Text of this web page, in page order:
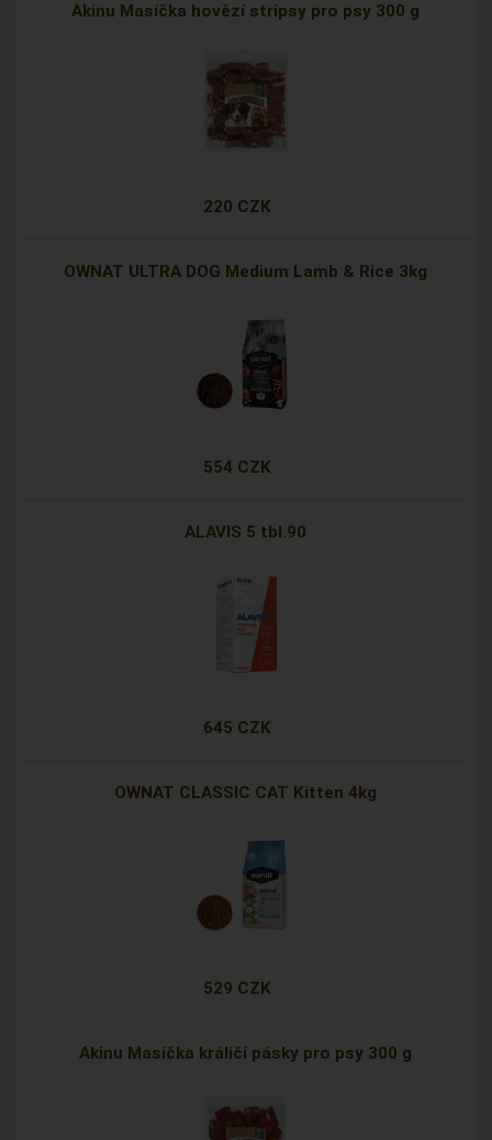
Akinu Masíčka hovězí stripsy pro psy 300 g
220 CZK
OWNAT ULTRA DOG Medium Lamb & Rice 3kg
554 CZK
ALAVIS 5 tbl.90
645 CZK
OWNAT CLASSIC CAT Kitten 4kg
529 CZK
Akinu Masíčka králičí pásky pro psy 300 g